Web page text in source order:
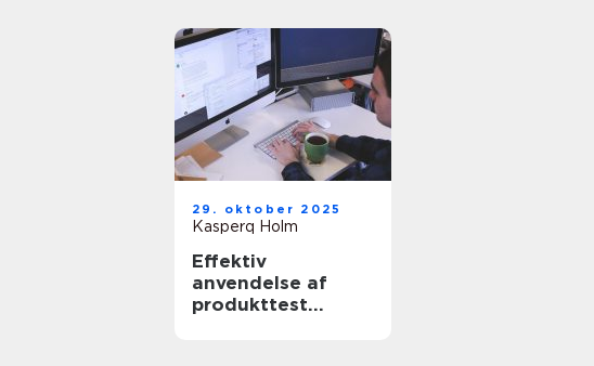
29. oktober 2025
Kasperq Holm
Effektiv
anvendelse af
produkttest